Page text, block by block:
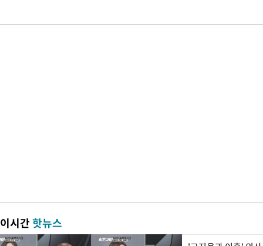
이시간핫뉴스